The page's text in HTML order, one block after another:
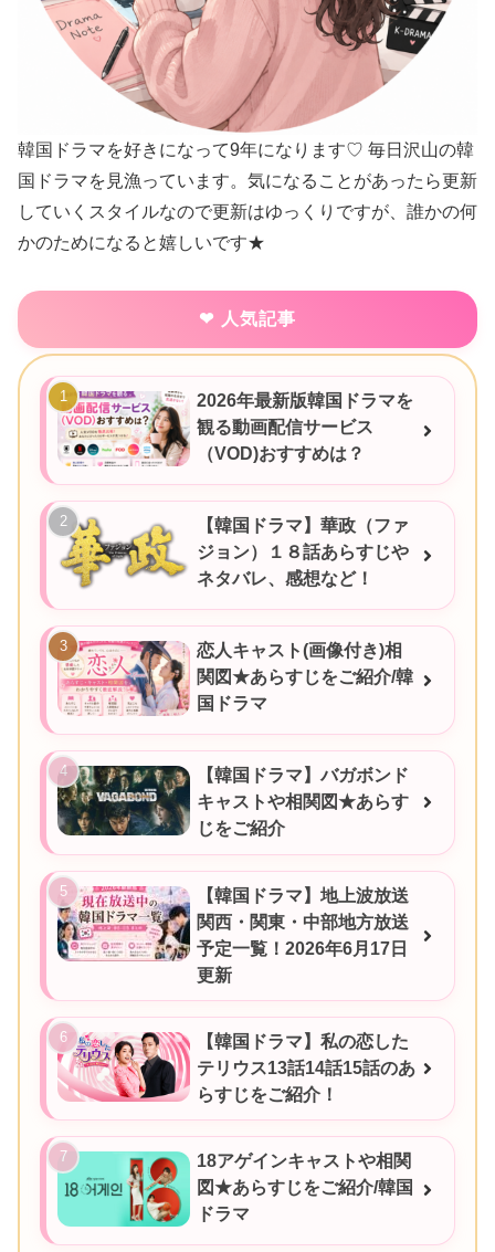
韓国ドラマを好きになって9年になります♡ 毎日沢山の韓
国ドラマを見漁っています。気になることがあったら更新
していくスタイルなので更新はゆっくりですが、誰かの何
かのためになると嬉しいです★
人気記事
2026年最新版韓国ドラマを
観る動画配信サービス
（VOD)おすすめは？
【韓国ドラマ】華政（ファ
ジョン）１８話あらすじや
ネタバレ、感想など！
恋人キャスト(画像付き)相
関図★あらすじをご紹介/韓
国ドラマ
【韓国ドラマ】バガボンド
キャストや相関図★あらす
じをご紹介
【韓国ドラマ】地上波放送
関西・関東・中部地方放送
予定一覧！2026年6月17日
更新
【韓国ドラマ】私の恋した
テリウス13話14話15話のあ
らすじをご紹介！
18アゲインキャストや相関
図★あらすじをご紹介/韓国
ドラマ